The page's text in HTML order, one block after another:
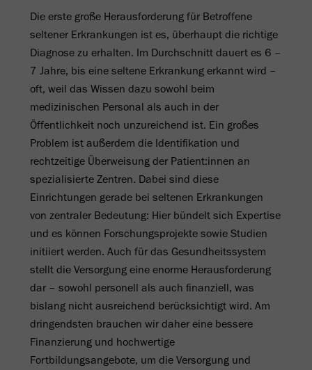
Die erste große Herausforderung für Betroffene
seltener Erkrankungen ist es, überhaupt die richtige
Diagnose zu erhalten. Im Durchschnitt dauert es 6 –
7 Jahre, bis eine seltene Erkrankung erkannt wird –
oft, weil das Wissen dazu sowohl beim
medizinischen Personal als auch in der
Öffentlichkeit noch unzureichend ist. Ein großes
Problem ist außerdem die Identifikation und
rechtzeitige Überweisung der Patient:innen an
spezialisierte Zentren. Dabei sind diese
Einrichtungen gerade bei seltenen Erkrankungen
von zentraler Bedeutung: Hier bündelt sich Expertise
und es können Forschungsprojekte sowie Studien
initiiert werden. Auch für das Gesundheitssystem
stellt die Versorgung eine enorme Herausforderung
dar – sowohl personell als auch finanziell, was
bislang nicht ausreichend berücksichtigt wird. Am
dringendsten brauchen wir daher eine bessere
Finanzierung und hochwertige
Fortbildungsangebote, um die Versorgung und